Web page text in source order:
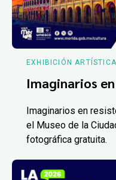
EXHIBICIÓN ARTÍSTICA
Imaginarios
Imaginarios en
el Museo de la
fotográfica gratuita.